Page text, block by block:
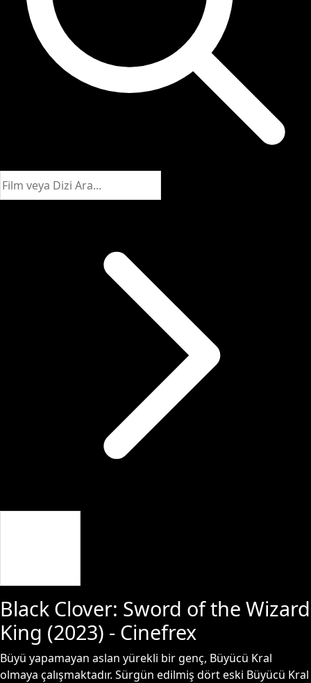
Black Clover: Sword of the Wizard
King (2023) - Cinefrex
Büyü yapamayan aslan yürekli bir genç, Büyücü Kral
olmaya çalışmaktadır. Sürgün edilmiş dört eski Büyücü Kral